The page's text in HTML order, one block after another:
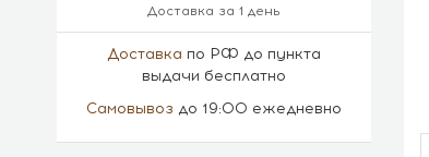
Доставка за 1 день
Доставка по РФ до пункта
выдачи бесплатно
Самовывоз до 19:00 ежедневно